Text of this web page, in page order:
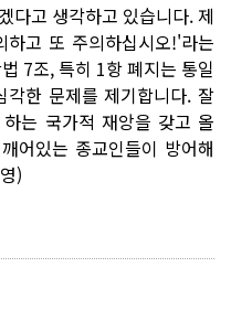
다고 생각하고 있습니다. 제
고 또 주의하십시오!'라는
7조, 특히 1항 폐지는 통일
한 문제를 제기합니다. 잘
는 국가적 재앙을 갖고 올
어있는 종교인들이 방어해
)